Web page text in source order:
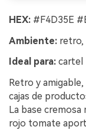
HEX: #F4D35E
Ambiente: retro,
Ideal para: cartel
Retro y
cajas de
La base
rojo tomate